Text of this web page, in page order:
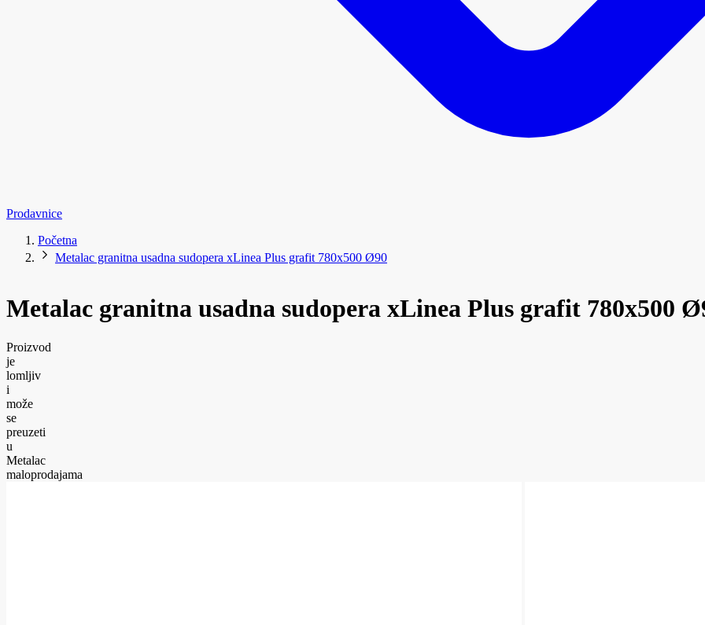
Prodavnice
Početna
Metalac granitna usadna sudopera xLinea Plus grafit 780x500 Ø90
Metalac granitna usadna sudopera xLinea Plus grafit 780x500
Proizvod
je
lomljiv
i
može
se
preuzeti
u
Metalac
maloprodajama